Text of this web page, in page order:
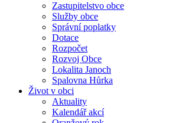
Zastupitelstvo obce
Služby obce
Správní poplatky
Dotace
Rozpočet
Rozvoj Obce
Lokalita Janoch
Spalovna Hůrka
Život v obci
Aktuality
Kalendář akcí